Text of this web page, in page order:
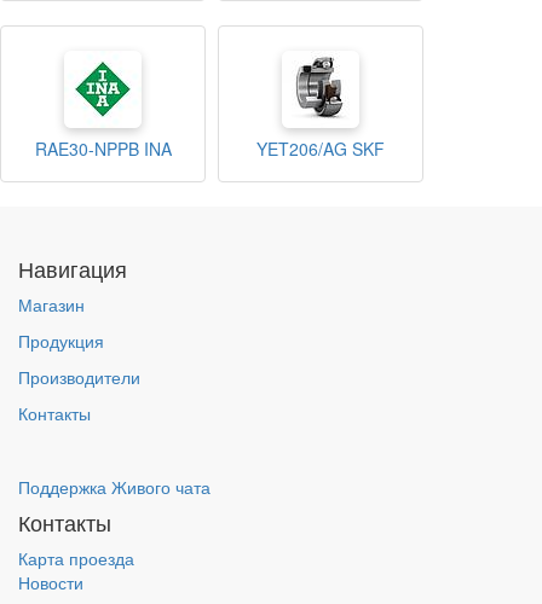
RAE30-NPPB INA YET206/AG SKF
Навигация
Магазин
Продукция
Производители
Контакты
Поддержка Живого чата
Контакты
Карта проезда
Новости